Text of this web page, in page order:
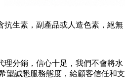
抗生素，副產品或人造色素，絕無
理分銷，信心十足，我們不會將水
望誠懇服務態度，給顧客信任和支